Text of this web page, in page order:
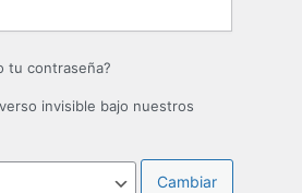
tu contraseña?
invisible bajo nuestros